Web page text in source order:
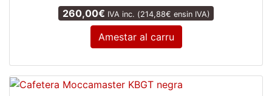
260,00€ IVA inc. (214,88€ ensin IVA)
Amestar al carru